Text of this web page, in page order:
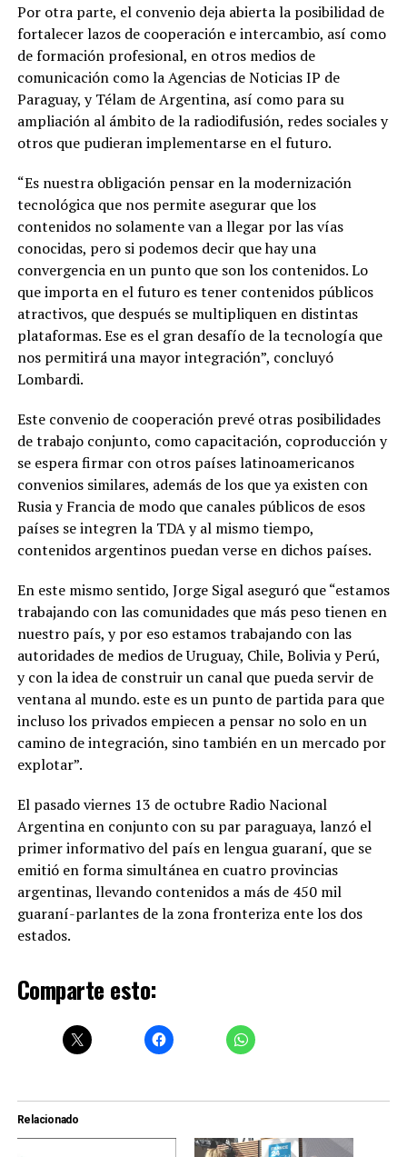
Por otra parte, el convenio deja abierta la posibilidad de
fortalecer lazos de cooperación e intercambio, así como
de formación profesional, en otros medios de
comunicación como la Agencias de Noticias IP de
Paraguay, y Télam de Argentina, así como para su
ampliación al ámbito de la radiodifusión, redes sociales y
otros que pudieran implementarse en el futuro.
“Es nuestra obligación pensar en la modernización
tecnológica que nos permite asegurar que los
contenidos no solamente van a llegar por las vías
conocidas, pero si podemos decir que hay una
convergencia en un punto que son los contenidos. Lo
que importa en el futuro es tener contenidos públicos
atractivos, que después se multipliquen en distintas
plataformas. Ese es el gran desafío de la tecnología que
nos permitirá una mayor integración”, concluyó
Lombardi.
Este convenio de cooperación prevé otras posibilidades
de trabajo conjunto, como capacitación, coproducción y
se espera firmar con otros países latinoamericanos
convenios similares, además de los que ya existen con
Rusia y Francia de modo que canales públicos de esos
países se integren la TDA y al mismo tiempo,
contenidos argentinos puedan verse en dichos países.
En este mismo sentido, Jorge Sigal aseguró que “estamos
trabajando con las comunidades que más peso tienen en
nuestro país, y por eso estamos trabajando con las
autoridades de medios de Uruguay, Chile, Bolivia y Perú,
y con la idea de construir un canal que pueda servir de
ventana al mundo. este es un punto de partida para que
incluso los privados empiecen a pensar no solo en un
camino de integración, sino también en un mercado por
explotar”.
El pasado viernes 13 de octubre Radio Nacional
Argentina en conjunto con su par paraguaya, lanzó el
primer informativo del país en lengua guaraní, que se
emitió en forma simultánea en cuatro provincias
argentinas, llevando contenidos a más de 450 mil
guaraní-parlantes de la zona fronteriza ente los dos
estados.
Comparte esto:
Relacionado